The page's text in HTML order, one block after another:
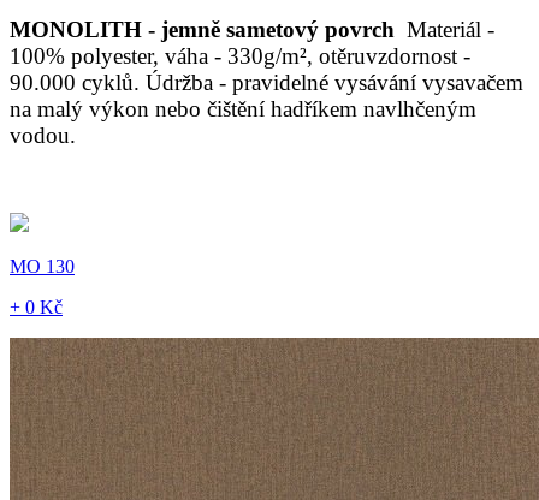
MONOLITH - jemně sametový povrch Materiál -
100% polyester, váha - 330g/m², otěruvzdornost -
90.000 cyklů. Údržba - pravidelné vysávání vysavačem
na malý výkon nebo čištění hadříkem navlhčeným
vodou.
MO 130
+ 0 Kč